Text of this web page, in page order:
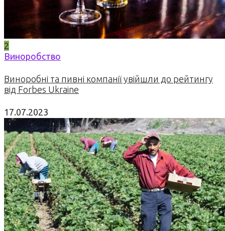
2
Виноробство
Виноробні та пивні компанії увійшли до рейтингу
від Forbes Ukraine
17.07.2023